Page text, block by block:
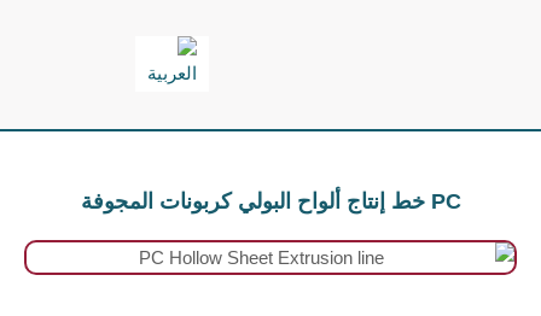
PC خط إنتاج ألواح البولي كربونات المجوفة